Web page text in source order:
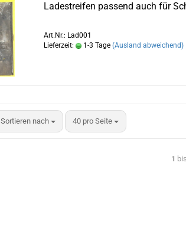
Ladestreifen passend auch für
Art.Nr.: Lad001
Lieferzeit:
1-3 Tage (Ausland abweichend)
Sortieren nach 40 pro Seite
1 bis